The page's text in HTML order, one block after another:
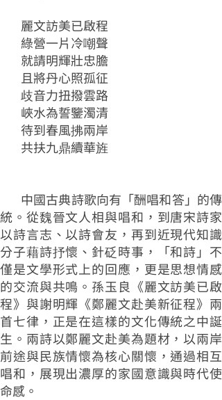
麗文訪美已啟程
綠營一片冷嘲聲
就請明輝壯忠膽
且將丹心照孤征
歧音力扭撥雲路
峽水為誓鑒濁清
待到春風拂兩岸
共扶九鼎續華旌
中國古典詩歌向有「酬唱和答」的傳
統。從魏晉文人相與唱和，到唐宋詩家
以詩言志、以詩會友，再到近現代知識
分子藉詩抒懷、針砭時事，「和詩」不
僅是文學形式上的回應，更是思想情感
的交流與共鳴。孫玉良《麗文訪美已啟
程》與謝明輝《鄭麗文赴美新征程》兩
首七律，正是在這樣的文化傳統之中誕
生。兩詩以鄭麗文赴美為題材，以兩岸
前途與民族情懷為核心關懷，通過相互
唱和，展現出濃厚的家國意識與時代使
命感。